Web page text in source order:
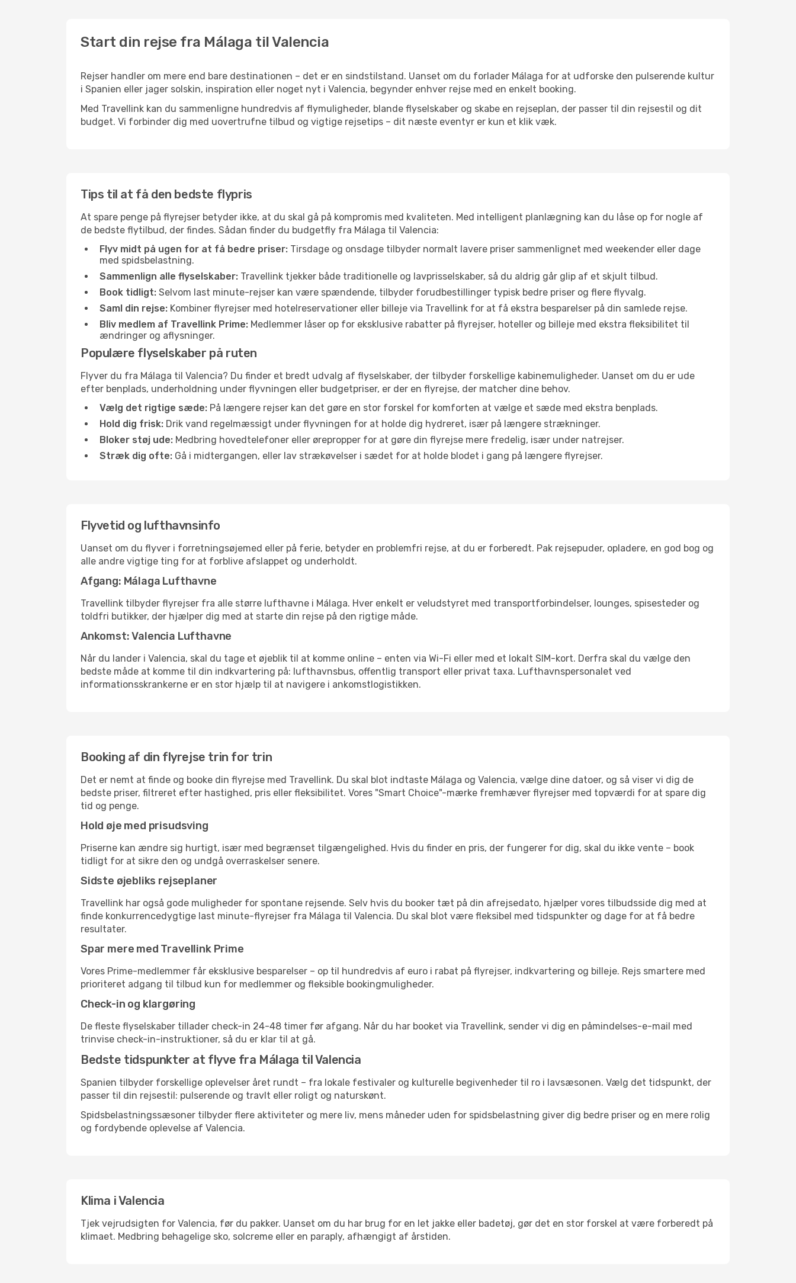
Start din rejse fra Málaga til Valencia
Rejser handler om mere end bare destinationen – det er en sindstilstand. Uanset om du forlader Málaga for at udforske den pulserende kultur
i Spanien eller jager solskin, inspiration eller noget nyt i Valencia, begynder enhver rejse med en enkelt booking.
Med Travellink kan du sammenligne hundredvis af flymuligheder, blande flyselskaber og skabe en rejseplan, der passer til din rejsestil og dit
budget. Vi forbinder dig med uovertrufne tilbud og vigtige rejsetips – dit næste eventyr er kun et klik væk.
Tips til at få den bedste flypris
At spare penge på flyrejser betyder ikke, at du skal gå på kompromis med kvaliteten. Med intelligent planlægning kan du låse op for nogle af
de bedste flytilbud, der findes. Sådan finder du budgetfly fra Málaga til Valencia:
Flyv midt på ugen for at få bedre priser: Tirsdage og onsdage tilbyder normalt lavere priser sammenlignet med weekender eller dage
med spidsbelastning.
Sammenlign alle flyselskaber: Travellink tjekker både traditionelle og lavprisselskaber, så du aldrig går glip af et skjult tilbud.
Book tidligt: Selvom last minute-rejser kan være spændende, tilbyder forudbestillinger typisk bedre priser og flere flyvalg.
Saml din rejse: Kombiner flyrejser med hotelreservationer eller billeje via Travellink for at få ekstra besparelser på din samlede rejse.
Bliv medlem af Travellink Prime: Medlemmer låser op for eksklusive rabatter på flyrejser, hoteller og billeje med ekstra fleksibilitet til
ændringer og aflysninger.
Populære flyselskaber på ruten
Flyver du fra Málaga til Valencia? Du finder et bredt udvalg af flyselskaber, der tilbyder forskellige kabinemuligheder. Uanset om du er ude
efter benplads, underholdning under flyvningen eller budgetpriser, er der en flyrejse, der matcher dine behov.
Vælg det rigtige sæde: På længere rejser kan det gøre en stor forskel for komforten at vælge et sæde med ekstra benplads.
Hold dig frisk: Drik vand regelmæssigt under flyvningen for at holde dig hydreret, især på længere strækninger.
Bloker støj ude: Medbring hovedtelefoner eller ørepropper for at gøre din flyrejse mere fredelig, især under natrejser.
Stræk dig ofte: Gå i midtergangen, eller lav strækøvelser i sædet for at holde blodet i gang på længere flyrejser.
Flyvetid og lufthavnsinfo
Uanset om du flyver i forretningsøjemed eller på ferie, betyder en problemfri rejse, at du er forberedt. Pak rejsepuder, opladere, en god bog og
alle andre vigtige ting for at forblive afslappet og underholdt.
Afgang: Málaga Lufthavne
Travellink tilbyder flyrejser fra alle større lufthavne i Málaga. Hver enkelt er veludstyret med transportforbindelser, lounges, spisesteder og
toldfri butikker, der hjælper dig med at starte din rejse på den rigtige måde.
Ankomst: Valencia Lufthavne
Når du lander i Valencia, skal du tage et øjeblik til at komme online – enten via Wi-Fi eller med et lokalt SIM-kort. Derfra skal du vælge den
bedste måde at komme til din indkvartering på: lufthavnsbus, offentlig transport eller privat taxa. Lufthavnspersonalet ved
informationsskrankerne er en stor hjælp til at navigere i ankomstlogistikken.
Booking af din flyrejse trin for trin
Det er nemt at finde og booke din flyrejse med Travellink. Du skal blot indtaste Málaga og Valencia, vælge dine datoer, og så viser vi dig de
bedste priser, filtreret efter hastighed, pris eller fleksibilitet. Vores "Smart Choice"-mærke fremhæver flyrejser med topværdi for at spare dig
tid og penge.
Hold øje med prisudsving
Priserne kan ændre sig hurtigt, især med begrænset tilgængelighed. Hvis du finder en pris, der fungerer for dig, skal du ikke vente – book
tidligt for at sikre den og undgå overraskelser senere.
Sidste øjebliks rejseplaner
Travellink har også gode muligheder for spontane rejsende. Selv hvis du booker tæt på din afrejsedato, hjælper vores tilbudsside dig med at
finde konkurrencedygtige last minute-flyrejser fra Málaga til Valencia. Du skal blot være fleksibel med tidspunkter og dage for at få bedre
resultater.
Spar mere med Travellink Prime
Vores Prime-medlemmer får eksklusive besparelser – op til hundredvis af euro i rabat på flyrejser, indkvartering og billeje. Rejs smartere med
prioriteret adgang til tilbud kun for medlemmer og fleksible bookingmuligheder.
Check-in og klargøring
De fleste flyselskaber tillader check-in 24-48 timer før afgang. Når du har booket via Travellink, sender vi dig en påmindelses-e-mail med
trinvise check-in-instruktioner, så du er klar til at gå.
Bedste tidspunkter at flyve fra Málaga til Valencia
Spanien tilbyder forskellige oplevelser året rundt – fra lokale festivaler og kulturelle begivenheder til ro i lavsæsonen. Vælg det tidspunkt, der
passer til din rejsestil: pulserende og travlt eller roligt og naturskønt.
Spidsbelastningssæsoner tilbyder flere aktiviteter og mere liv, mens måneder uden for spidsbelastning giver dig bedre priser og en mere rolig
og fordybende oplevelse af Valencia.
Klima i Valencia
Tjek vejrudsigten for Valencia, før du pakker. Uanset om du har brug for en let jakke eller badetøj, gør det en stor forskel at være forberedt på
klimaet. Medbring behagelige sko, solcreme eller en paraply, afhængigt af årstiden.